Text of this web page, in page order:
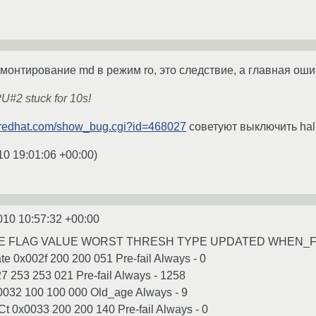
md в режим ro, это следствие, а главная
stuck for 10s!
show_bug.cgi?id=468027 советуют выключить
19:01:06 +00:00)
10:57:32 +00:00
FLAG VALUE WORST THRESH TYPE UPDATED
0x002f 200 200 051 Pre-fail Always - 0
253 253 021 Pre-fail Always - 1258
100 100 000 Old_age Always - 9
0x0033 200 200 140 Pre-fail Always - 0